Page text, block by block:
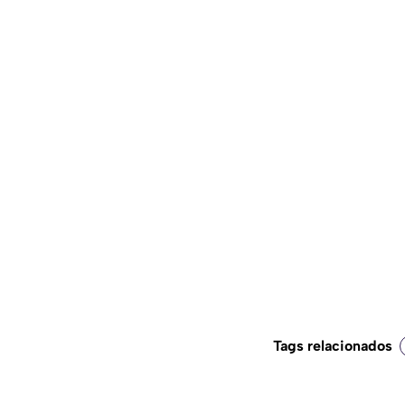
Tags relacionados